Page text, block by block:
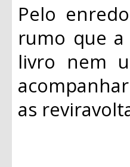
Pelo
rumo que
livro nem
as